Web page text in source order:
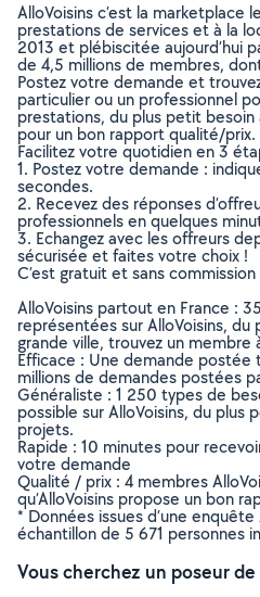
AlloVoisins c’est la marketplace
prestations de services et à la
2013 et plébiscitée aujourd’hui
de 4,5 millions de membres,
Postez votre demande et
particulier ou un professionnel
prestations, du plus petit besoin
pour un bon rapport qualité/prix.
Facilitez votre quotidien en 3
1. Postez votre demande :
secondes.
2. Recevez des réponses
professionnels en quelques
3. Echangez avec les offreurs
sécurisée et faites votre choix !
C’est gratuit et sans commission
AlloVoisins partout en France :
représentées sur AlloVoisins, du
grande ville, trouvez un membre
Efficace : Une demande postée
millions de demandes postées
Généraliste : 1 250 types de
possible sur AlloVoisins, du plus
projets.
Rapide : 10 minutes pour
votre demande
Qualité / prix : 4 membres
qu’AlloVoisins propose un bon
* Données issues d’une
échantillon de 5 671 personnes
Vous cherchez un poseur